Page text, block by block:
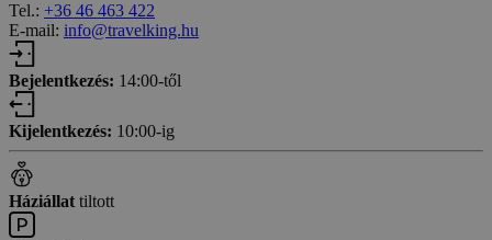
Tel.: +36 46 463 422
E-mail: info@travelking.hu
Bejelentkezés: 14:00-től
Kijelentkezés: 10:00-ig
Háziállat tiltott